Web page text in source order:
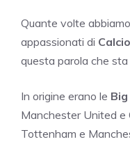
Quante volte
appassionati di
questa parola che
In origine erano le
Manchester United e
Tottenham e